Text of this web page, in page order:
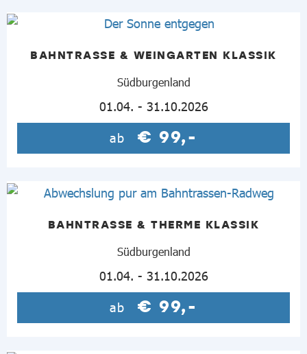
BAHNTRASSE & WEINGARTEN KLASSIK
Südburgenland
01.04. - 31.10.2026
ab € 99,-
BAHNTRASSE & THERME KLASSIK
Südburgenland
01.04. - 31.10.2026
ab € 99,-